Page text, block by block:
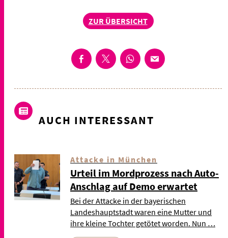
ZUR ÜBERSICHT
AUCH INTERESSANT
Attacke in München
Urteil im Mordprozess nach Auto-
Anschlag auf Demo erwartet
Bei der Attacke in der bayerischen
Landeshauptstadt waren eine Mutter und
ihre kleine Tochter getötet worden. Nun …